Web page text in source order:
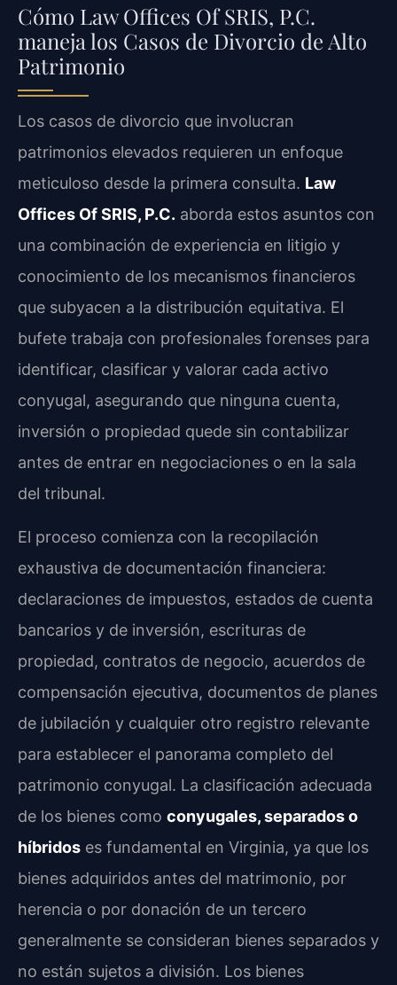
Cómo Law Offices Of SRIS, P.C.
maneja los Casos de Divorcio de Alto
Patrimonio
Los casos de divorcio que involucran
patrimonios elevados requieren un enfoque
meticuloso desde la primera consulta. Law
Offices Of SRIS, P.C. aborda estos asuntos con
una combinación de experiencia en litigio y
conocimiento de los mecanismos financieros
que subyacen a la distribución equitativa. El
bufete trabaja con profesionales forenses para
identificar, clasificar y valorar cada activo
conyugal, asegurando que ninguna cuenta,
inversión o propiedad quede sin contabilizar
antes de entrar en negociaciones o en la sala
del tribunal.
El proceso comienza con la recopilación
exhaustiva de documentación financiera:
declaraciones de impuestos, estados de cuenta
bancarios y de inversión, escrituras de
propiedad, contratos de negocio, acuerdos de
compensación ejecutiva, documentos de planes
de jubilación y cualquier otro registro relevante
para establecer el panorama completo del
patrimonio conyugal. La clasificación adecuada
de los bienes como conyugales, separados o
híbridos es fundamental en Virginia, ya que los
bienes adquiridos antes del matrimonio, por
herencia o por donación de un tercero
generalmente se consideran bienes separados y
no están sujetos a división. Los bienes